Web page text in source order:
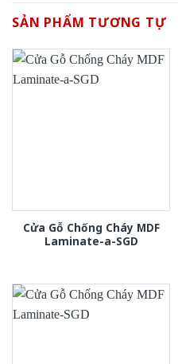
SẢN PHẨM TƯƠNG TỰ
Cửa Gỗ Chống Cháy MDF
Laminate-a-SGD